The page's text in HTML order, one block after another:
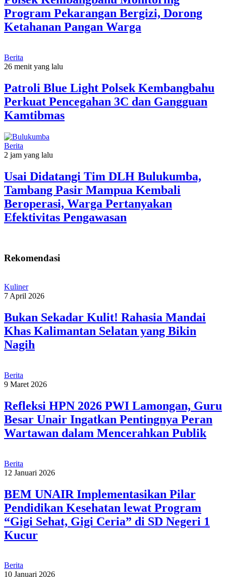
Program Pekarangan Bergizi, Dorong
Ketahanan Pangan Warga
Berita
26 menit yang lalu
Patroli Blue Light Polsek Kembangbahu
Perkuat Pencegahan 3C dan Gangguan
Kamtibmas
Berita
2 jam yang lalu
Usai Didatangi Tim DLH Bulukumba,
Tambang Pasir Mampua Kembali
Beroperasi, Warga Pertanyakan
Efektivitas Pengawasan
Rekomendasi
Kuliner
7 April 2026
Bukan Sekadar Kulit! Rahasia Mandai
Khas Kalimantan Selatan yang Bikin
Nagih
Berita
9 Maret 2026
Refleksi HPN 2026 PWI Lamongan, Guru
Besar Unair Ingatkan Pentingnya Peran
Wartawan dalam Mencerahkan Publik
Berita
12 Januari 2026
BEM UNAIR Implementasikan Pilar
Pendidikan Kesehatan lewat Program
“Gigi Sehat, Gigi Ceria” di SD Negeri 1
Kucur
Berita
10 Januari 2026